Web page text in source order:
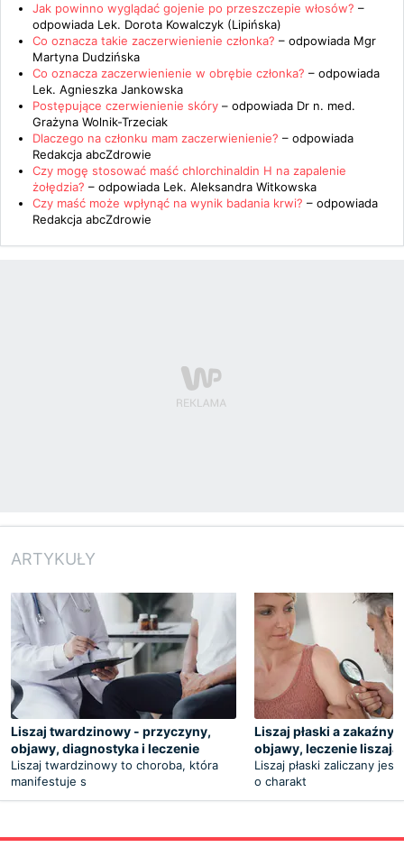
Jak powinno wyglądać gojenie po przeszczepie włosów? –
odpowiada Lek. Dorota Kowalczyk (Lipińska)
Co oznacza takie zaczerwienienie członka? – odpowiada Mgr
Martyna Dudzińska
Co oznacza zaczerwienienie w obrębie członka? – odpowiada
Lek. Agnieszka Jankowska
Postępujące czerwienienie skóry – odpowiada Dr n. med.
Grażyna Wolnik-Trzeciak
Dlaczego na członku mam zaczerwienienie? – odpowiada
Redakcja abcZdrowie
Czy mogę stosować maść chlorchinaldin H na zapalenie
żołędzia? – odpowiada Lek. Aleksandra Witkowska
Czy maść może wpłynąć na wynik badania krwi? – odpowiada
Redakcja abcZdrowie
ARTYKUŁY
Liszaj twardzinowy - przyczyny,
objawy, diagnostyka i leczenie
Liszaj twardzinowy to choroba, która
manifestuje s
Liszaj płaski a zakaźny
objawy, leczenie liszaja
Liszaj płaski zaliczany
o charakt